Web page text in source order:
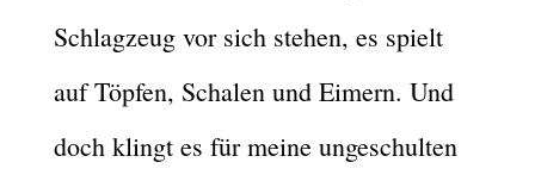
Schlagzeug vor sich stehen, es spielt
auf Töpfen, Schalen und Eimern. Und
doch klingt es für meine ungeschulten